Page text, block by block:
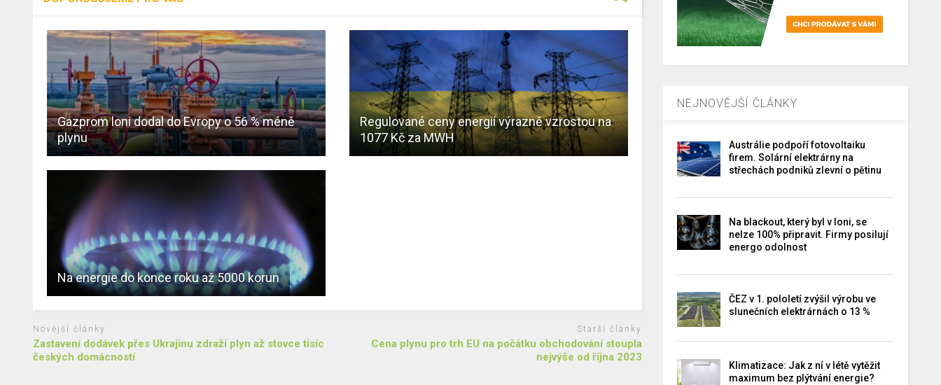
Gazprom loni dodal do Evropy o 56 % méně
plynu
Regulované ceny energií výrazně vzrostou na
1077 Kč za MWH
Na energie do konce roku až 5000 korun
Novější články
Zastavení dodávek přes Ukrajinu zdraží plyn až stovce tisíc
českých domácností
Starší články
Cena plynu pro trh EU na počátku obchodování stoupla
nejvýše od října 2023
NEJNOVĚJŠÍ ČLÁNKY
Austrálie podpoří fotovoltaiku
firem. Solární elektrárny na
střechách podniků zlevní o pětinu
Na blackout, který byl v loni, se
nelze 100% připravit. Firmy posilují
energo odolnost
ČEZ v 1. pololetí zvýšil výrobu ve
slunečních elektrárnách o 13 %
Klimatizace: Jak z ní v létě vytěžit
maximum bez plýtvání energie?